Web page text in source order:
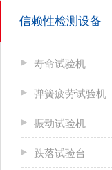
信赖性检测设备
寿命试验机
弹簧疲劳试验机
振动试验机
跌落试验台